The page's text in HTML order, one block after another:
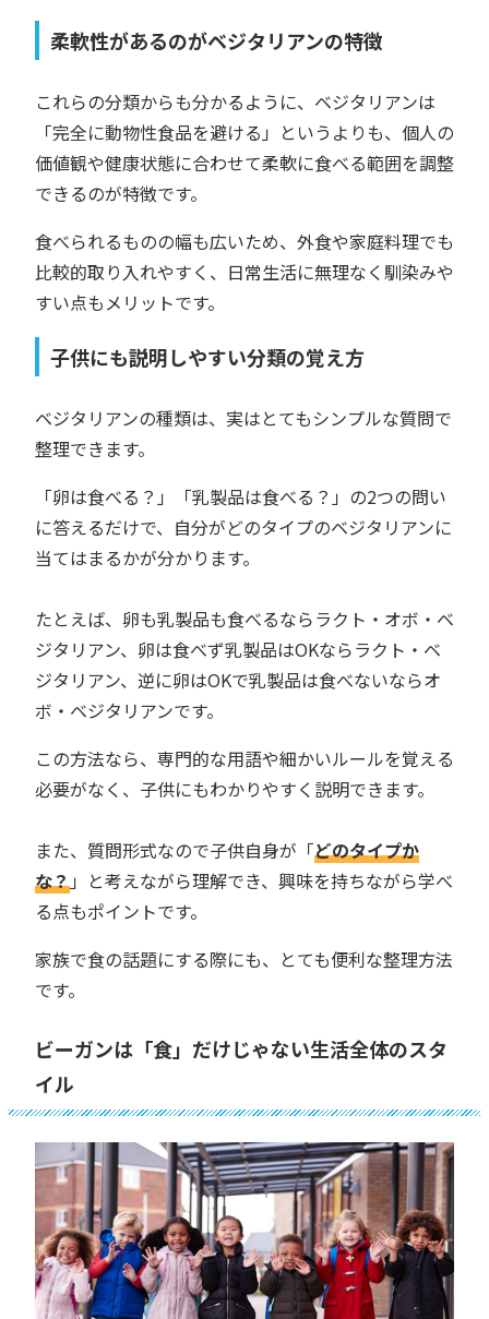
柔軟性があるのがベジタリアンの特徴
これらの分類からも分かるように、ベジタリアンは
「完全に動物性食品を避ける」というよりも、個人の
価値観や健康状態に合わせて柔軟に食べる範囲を調整
できるのが特徴です。
食べられるものの幅も広いため、外食や家庭料理でも
比較的取り入れやすく、日常生活に無理なく馴染みや
すい点もメリットです。
子供にも説明しやすい分類の覚え方
ベジタリアンの種類は、実はとてもシンプルな質問で
整理できます。
「卵は食べる？」「乳製品は食べる？」の2つの問い
に答えるだけで、自分がどのタイプのベジタリアンに
当てはまるかが分かります。
たとえば、卵も乳製品も食べるならラクト・オボ・ベ
ジタリアン、卵は食べず乳製品はOKならラクト・ベ
ジタリアン、逆に卵はOKで乳製品は食べないならオ
ボ・ベジタリアンです。
この方法なら、専門的な用語や細かいルールを覚える
必要がなく、子供にもわかりやすく説明できます。
また、質問形式なので子供自身が「どのタイプか
な？」と考えながら理解でき、興味を持ちながら学べ
る点もポイントです。
家族で食の話題にする際にも、とても便利な整理方法
です。
ビーガンは「食」だけじゃない生活全体のスタ
イル